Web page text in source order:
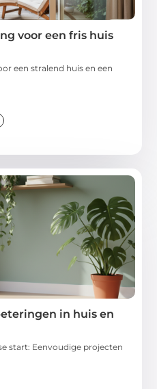
voor een fris huis
een stralend huis en een
in huis en
start: Eenvoudige projecten